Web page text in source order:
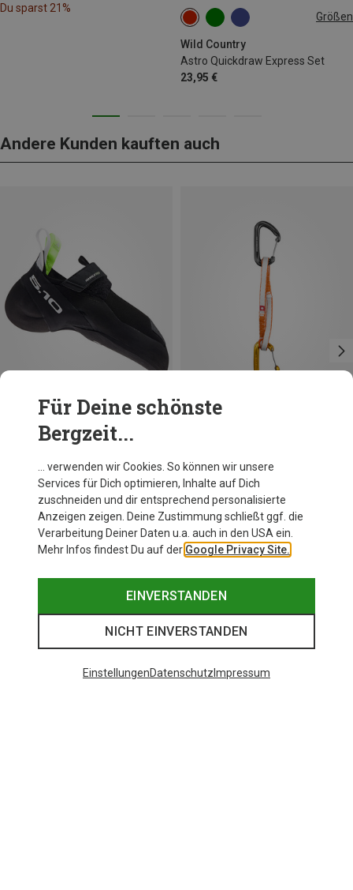
Du sparst 21%
Größen
Wild Country
Astro Quickdraw Express Set
23,95 €
10CM
Andere Kunden kauften auch
Du sparst 18%
Für Deine schönste
Bergzeit...
… verwenden wir Cookies. So können wir unsere
Services für Dich optimieren, Inhalte auf Dich
zuschneiden und dir entsprechend personalisierte
Anzeigen zeigen. Deine Zustimmung schließt ggf. die
Verarbeitung Deiner Daten u.a. auch in den USA ein.
Mehr Infos findest Du auf der Google Privacy Site.
EINVERSTANDEN
NICHT EINVERSTANDEN
EinstellungenDatenschutz Impressum